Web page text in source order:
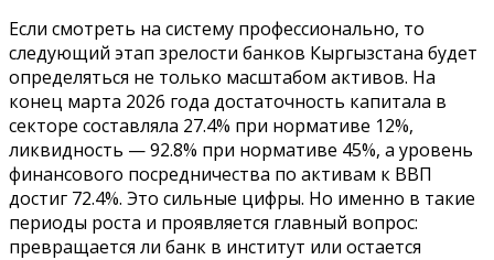
Если смотреть на систему профессионально, то
следующий этап зрелости банков Кыргызстана будет
определяться не только масштабом активов. На
конец марта 2026 года достаточность капитала в
секторе составляла 27.4% при нормативе 12%,
ликвидность — 92.8% при нормативе 45%, а уровень
финансового посредничества по активам к ВВП
достиг 72.4%. Это сильные цифры. Но именно в такие
периоды роста и проявляется главный вопрос:
превращается ли банк в институт или остается